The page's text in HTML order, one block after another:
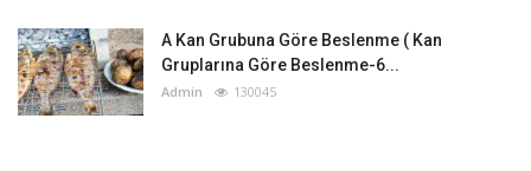
A Kan Grubuna Göre Beslenme ( Kan
Gruplarına Göre Beslenme-6...
Admin 130045